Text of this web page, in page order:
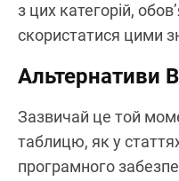
з цих категорій,
скористатися цими
Альтернативи
Зазвичай це той
таблицю, як у
програмного